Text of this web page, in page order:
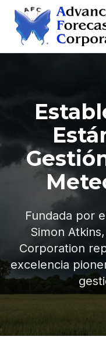
Fundada por
Simon
Corporation
excelencia